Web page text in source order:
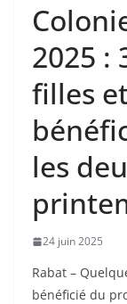
2025 :
filles
les
24 juin 2025
Rabat –
bénéficié du